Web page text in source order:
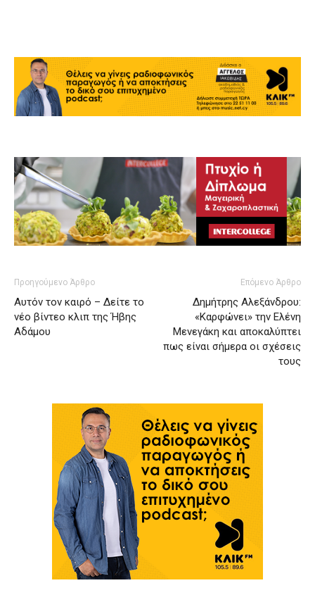
Προηγούμενο Άρθρο
Αυτόν τον καιρό – Δείτε το
νέο βίντεο κλιπ της Ήβης
Αδάμου
Επόμενο Άρθρο
Δημήτρης Αλεξάνδρου:
«Καρφώνει» την Ελένη
Μενεγάκη και αποκαλύπτει
πως είναι σήμερα οι σχέσεις
τους